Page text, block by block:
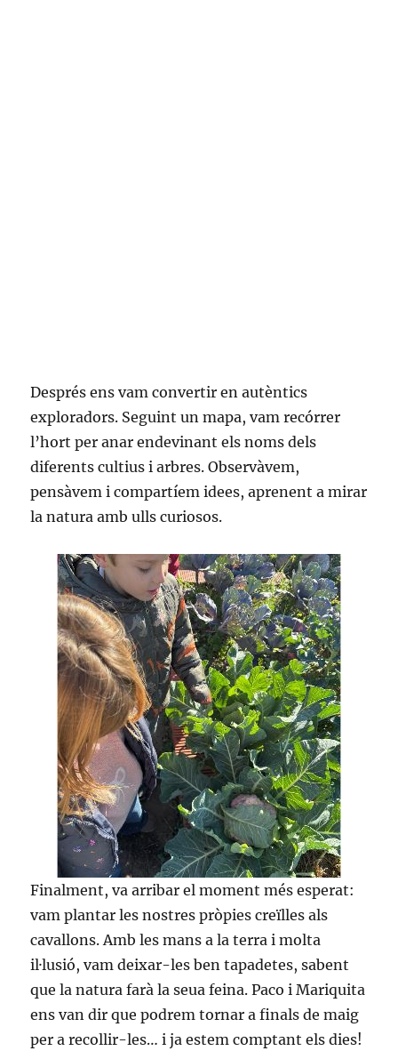
Després ens vam convertir en autèntics
exploradors. Seguint un mapa, vam recórrer
l’hort per anar endevinant els noms dels
diferents cultius i arbres. Observàvem,
pensàvem i compartíem idees, aprenent a mirar
la natura amb ulls curiosos.
Finalment, va arribar el moment més esperat:
vam plantar les nostres pròpies creïlles als
cavallons. Amb les mans a la terra i molta
il·lusió, vam deixar-les ben tapadetes, sabent
que la natura farà la seua feina. Paco i Mariquita
ens van dir que podrem tornar a finals de maig
per a recollir-les… i ja estem comptant els dies!